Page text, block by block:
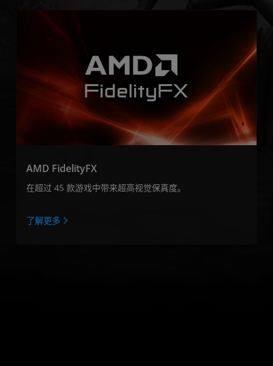
AMD FidelityFX
在超过 45 款游戏中带来超高视觉保真度。
了解更多